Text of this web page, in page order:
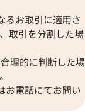
るお取引に適用さ
取引を分割した場
理的に判断した場
お電話にてお問い